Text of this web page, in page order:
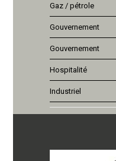
Gaz / pétrole
Gouvernement
Gouvernement
Hospitalité
Industriel